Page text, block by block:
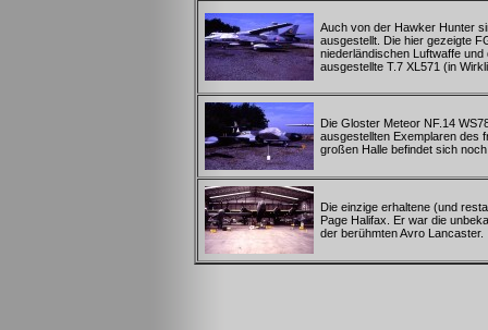
Auch von der Hawker Hunter
ausgestellt. Die hier gezeigte
niederländischen Luftwaffe und
ausgestellte T.7 XL571 (in
Die Gloster Meteor NF.14
ausgestellten Exemplaren des
großen Halle befindet sich
Die einzige erhaltene (und
Page Halifax. Er war die
der berühmten Avro Lancaster.